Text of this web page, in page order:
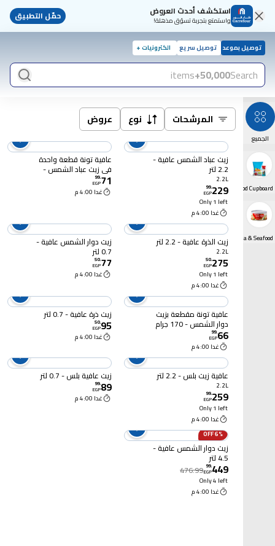
استكشف أحدث العروض
واستمتع بتجربة تسوّق مذهلة! حمّل التطبيق
توصيل بموعد توصيل سريع الكترونيات +
Search
50,000+
items
الجميع
Food Cupboard
Tuna & Seafood
المرشحات نوع عروض
زيت عباد الشمس عافية -
2.2 لتر
2.2L
229
.
99
EGP
Only 1 left
غدا 4:00 م
عافية تونة قطعة واحدة
في زيت عباد الشمس -
185 جرام
71
.
99
EGP
غدا 4:00 م
زيت الذرة عافية - 2.2 لتر
2.2L
275
.
50
EGP
Only 1 left
غدا 4:00 م
زيت دوار الشمس عافية -
0.7 لتر
77
.
50
EGP
غدا 4:00 م
عافية تونة مقطعة بزيت
دوار الشمس - 170 جرام
66
.
99
EGP
غدا 4:00 م
زيت ذرة عافية - 0.7 لتر
95
.
50
EGP
غدا 4:00 م
عافية زيت بلس - 2.2 لتر
2.2L
259
.
99
EGP
Only 1 left
غدا 4:00 م
زيت عافية بلس - 0.7 لتر
89
.
99
EGP
غدا 4:00 م
6% OFF
زيت دوار الشمس عافية -
4.5 لتر
449
.
99
EGP
476.99
Only 4 left
غدا 4:00 م